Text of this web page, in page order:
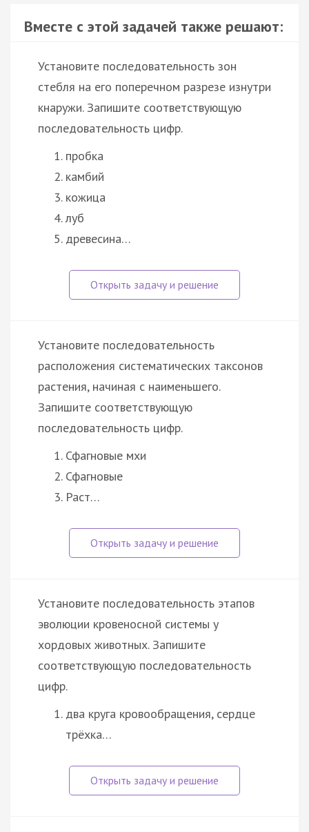
Вместе с этой задачей также решают:
Установите последовательность зон
стебля на его поперечном разрезе изнутри
кнаружи. Запишите соответствующую
последовательность цифр.
пробка
камбий
кожица
луб
древесина…
Установите последовательность
расположения систематических таксонов
растения, начиная с наименьшего.
Запишите соответствующую
последовательность цифр.
Сфагновые мхи
Сфагновые
Раст…
Установите последовательность этапов
эволюции кровеносной системы у
хордовых животных. Запишите
соответствующую последовательность
цифр.
два круга кровообращения, сердце
трёхка…